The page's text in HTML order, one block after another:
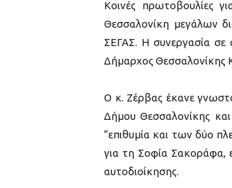
Κοινές πρωτοβουλίες
Θεσσαλονίκη μεγάλων
ΣΕΓΑΣ. Η συνεργασία σε
Δήμαρχος Θεσσαλονίκης
Ο κ. Ζέρβας έκανε
Δήμου Θεσσαλονίκης
“επιθυμία και των δύο
για τη Σοφία Σακοράφα,
αυτοδιοίκησης.